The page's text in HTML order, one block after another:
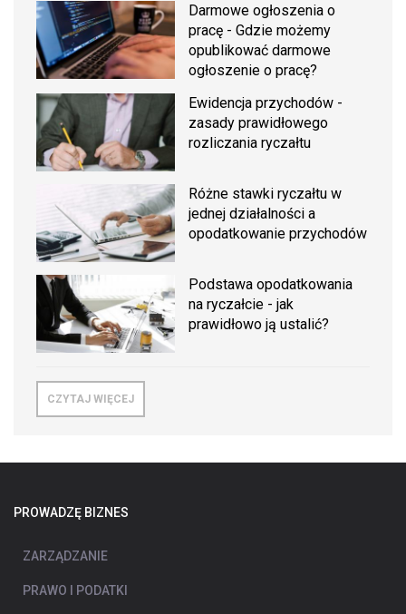
Darmowe ogłoszenia o
pracę - Gdzie możemy
opublikować darmowe
ogłoszenie o pracę?
Ewidencja przychodów -
zasady prawidłowego
rozliczania ryczałtu
Różne stawki ryczałtu w
jednej działalności a
opodatkowanie przychodów
Podstawa opodatkowania
na ryczałcie - jak
prawidłowo ją ustalić?
CZYTAJ WIĘCEJ
PROWADZĘ BIZNES
ZARZĄDZANIE
PRAWO I PODATKI